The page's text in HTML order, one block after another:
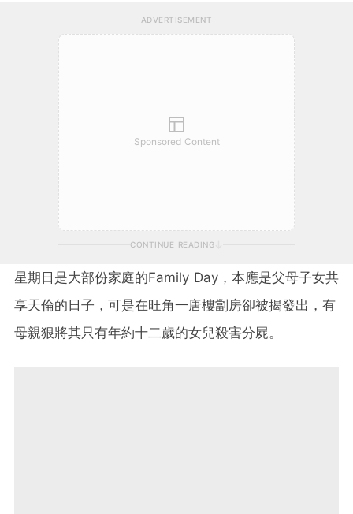
ADVERTISEMENT
Sponsored Content
CONTINUE READING
星期日是大部份家庭的Family Day，本應是父母子女共
享天倫的日子，可是在旺角一唐樓劏房卻被揭發出，有
母親狠將其只有年約十二歲的女兒殺害分屍。